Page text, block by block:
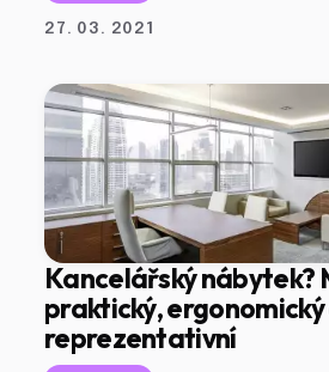
27. 03. 2021
Kancelářský nábytek?
praktický, ergonomický
reprezentativní